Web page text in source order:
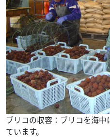
ブリコの収容：ブリコを海
ています。